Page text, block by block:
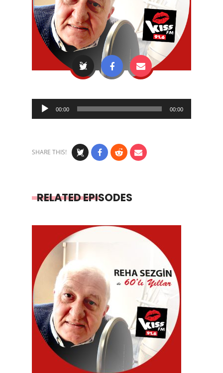
Audio
Player
00:00 00:00
SHARE THIS!
RELATED EPISODES